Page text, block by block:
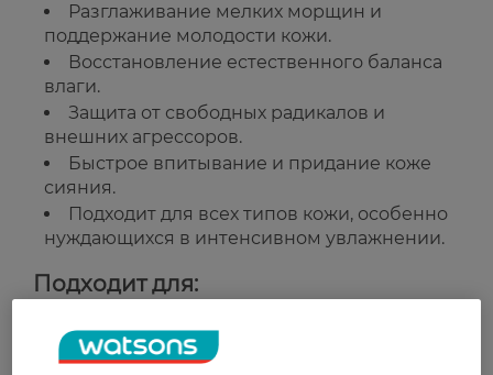
Разглаживание мелких морщин и
поддержание молодости кожи.
Восстановление естественного баланса
влаги.
Защита от свободных радикалов и
внешних агрессоров.
Быстрое впитывание и придание коже
сияния.
Подходит для всех типов кожи, особенно
нуждающихся в интенсивном увлажнении.
Подходит для:
Для ежедневного ухода за кожей лица
любого типа, особенно для глубокого